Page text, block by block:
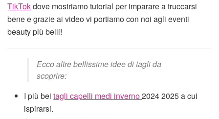
TikTokdove mostriamo tutorial per imparare a truccarsi
bene e grazie ai video vi portiamo con noi agli eventi
beauty più belli!
Ecco altre bellissime idee di tagli da
scoprire:
I più beitagli capelli medi inverno2024 2025 a cui
ispirarsi.